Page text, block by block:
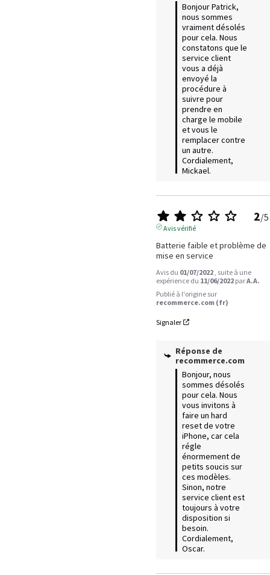
Bonjour Patrick,
nous sommes
vraiment désolés
pour cela. Nous
constatons que le
service client
vous a déjà
envoyé la
procédure à
suivre pour
prendre en
charge le mobile
et vous le
remplacer contre
un autre.
Cordialement,
Mickael.
2/5
Avis vérifié
Batterie faible et problème de
mise en service
Avis du 01/07/2022 , suite à une
expérience du 11/06/2022 parA.A.
Publié à l'origine sur
recommerce.com (fr)
Signaler
Réponse de
recommerce.com
Bonjour, nous
sommes désolés
pour cela. Nous
vous invitons à
faire un hard
reset de votre
iPhone, car cela
régle
énormement de
petits soucis sur
ces modèles.
Sinon, notre
service client est
toujours à votre
disposition si
besoin.
Cordialement,
Oscar.